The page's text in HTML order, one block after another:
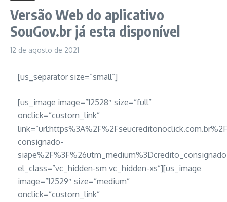
Versão Web do aplicativo
SouGov.br já esta disponível
12 de agosto de 2021
[us_separator size=”small”]
[us_image image=”12528″ size=”full”
onclick=”custom_link”
consignado-
el_class=”vc_hidden-sm vc_hidden-xs”][us_image
image=”12529″ size=”medium”
onclick=”custom_link”